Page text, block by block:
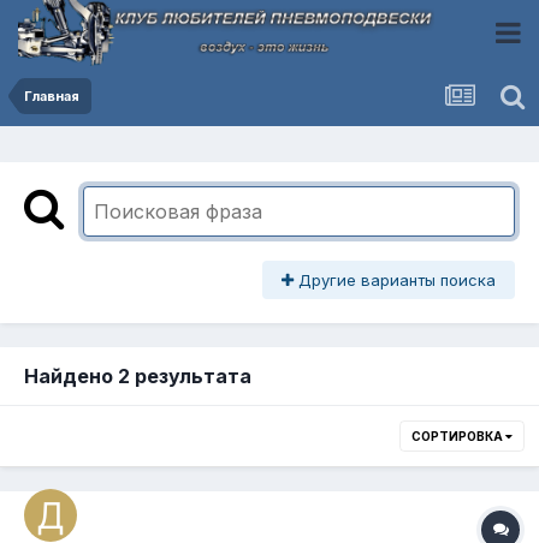
Главная
Другие варианты поиска
Найдено 2 результата
СОРТИРОВКА